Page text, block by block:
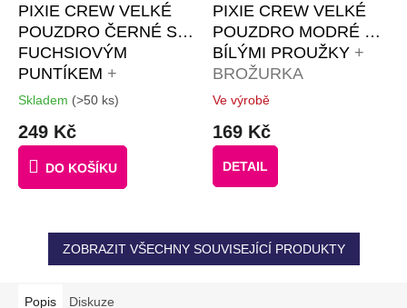
PIXIE CREW VELKÉ
POUZDRO ČERNÉ S
FUCHSIOVÝM
PUNTÍKEM +
BROŽURKA
NÁPADŮ + 50
MALÝCH
RŮZNOBAREVNÝCH
Průměrné
produktu
je
3,6
z
Skladem (>50 ks)
249 Kč
DO KOŠÍKU
PIXIE CREW VELKÉ
POUZDRO MODRÉ S
BÍLÝMI PROUŽKY +
BROŽURKA
KREATIVNÍCH
MALÝCH
Průměrné
produktu
je
4,0
z
Ve výrobě
169 Kč
DETAIL
ZOBRAZIT VŠECHNY SOUVISEJÍCÍ PRODUKTY
Popis Diskuze